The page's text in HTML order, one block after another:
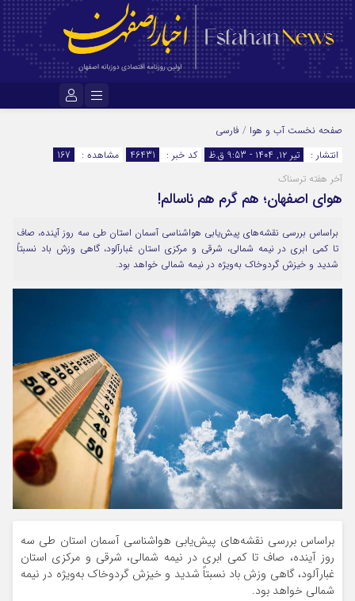
رمز عبور
مرا به خاطر بسپار
صفحه نخست آب و هوا / فارسی
انتشار :
تیر ۱۲, ۱۴۰۴ - 9:53 ق.ظ کد خبر : 46431 مشاهده :
167
آخر هفته ترسناک
هوای اصفهان؛ هم گرم هم ناسالم!
براساس بررسی نقشه‌های پیش‌یابی هواشناسی آسمان استان طی سه روز آینده، صاف
تا کمی ابری در نیمه شمالی، شرقی و مرکزی استان غبارآلود، گاهی وزش باد نسبتاً
شدید و خیزش گردوخاک به‌ویژه در نیمه شمالی خواهد بود.
براساس بررسی نقشه‌های پیش‌یابی هواشناسی آسمان استان طی سه
روز آینده، صاف تا کمی ابری در نیمه شمالی، شرقی و مرکزی استان
غبارآلود، گاهی وزش باد نسبتاً شدید و خیزش گردوخاک به‌ویژه در نیمه
شمالی خواهد بود.